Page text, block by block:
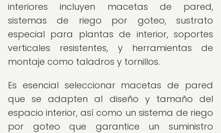
interiores incluyen macetas de pared,
sistemas de riego por goteo, sustrato
especial para plantas de interior, soportes
verticales resistentes, y herramientas de
montaje como taladros y tornillos.
Es esencial seleccionar macetas de pared
que se adapten al diseño y tamaño del
espacio interior, así como un sistema de riego
por goteo que garantice un suministro